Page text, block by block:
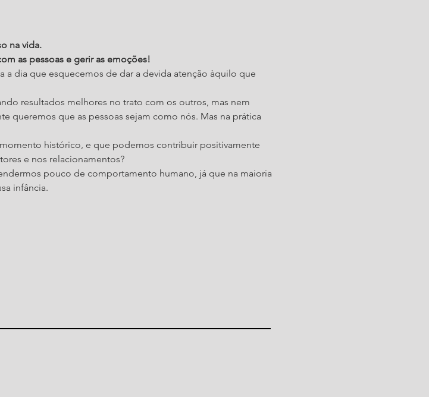
na vida.
as pessoas e gerir as emoções!
a dia que esquecemos de dar a devida atenção àquilo que
resultados melhores no trato com os outros, mas nem
queremos que as pessoas sejam como nós. Mas na prática
histórico, e que podemos contribuir positivamente
e nos relacionamentos?
pouco de comportamento humano, já que na maioria
infância.